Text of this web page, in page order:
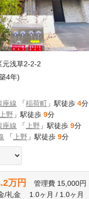
元浅草2-2-2
4年)
座線 「稲荷町 」駅徒歩 4分
上野 」駅徒歩 9分
座線 「 上野 」駅徒歩 9分
「 上野 」駅徒歩 9分
万円 管理費 15,000円
/礼金 1.0ヶ月/ 1.0ヶ月